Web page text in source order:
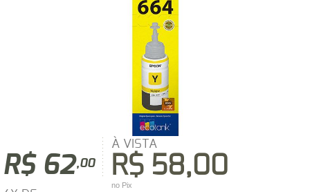
R$ 62,00
À VISTA
R$ 58,00
no Pix